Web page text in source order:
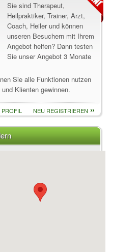
Sie sind Therapeut,
Heilpraktiker, Trainer, Arzt,
Coach, Heiler und können
unseren Besuchern mit Ihrem
Angebot helfen? Dann testen
Sie unser Angebot 3 Monate
Sie alle Funktionen nutzen
Klienten gewinnen.
NEU REGISTRIEREN